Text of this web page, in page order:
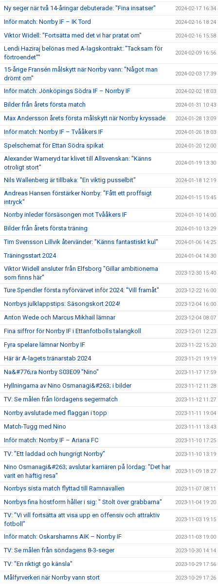
Ny seger när två 14-åringar debuterade: "Fina insatser" 2024-02-17 16:34
Inför match: Norrby IF – IK Tord 2024-02-16 18:24
Viktor Widell: "Fortsätta med det vi har pratat om" 2024-02-16 15:58
Lendi Haziraj belönas med A-lagskontrakt: "Tacksam för
förtroendet""
2024-02-09 16:56
15-årige Fransén målskytt när Norrby vann: "Något man
drömt om"
2024-02-03 17:39
Inför match: Jönköpings Södra IF – Norrby IF 2024-02-02 18:03
Bilder från årets första match 2024-01-31 10:43
Max Andersson årets första målskytt när Norrby kryssade 2024-01-28 13:09
Inför match: Norrby IF – Tvååkers IF 2024-01-26 18:03
Spelschemat för Ettan Södra spikat 2024-01-20 12:00
Alexander Warneryd tar klivet till Allsvenskan: "Känns
otroligt stort"
2024-01-19 13:30
Nils Wallenberg är tillbaka: "En viktig pusselbit" 2024-01-18 12:19
Andreas Hansen förstärker Norrby: "Fått ett proffsigt
intryck"
2024-01-15 15:45
Norrby inleder försäsongen mot Tvååkers IF 2024-01-10 14:00
Bilder från årets första träning 2024-01-10 13:29
Tim Svensson Lillvik återvänder: "Känns fantastiskt kul" 2024-01-06 14:25
Träningsstart 2024 2024-01-04 14:30
Viktor Widell ansluter från Elfsborg "Gillar ambitionerna
som finns här"
2023-12-30 15:40
Ture Spendler första nyförvärvet inför 2024: "Vill framåt" 2023-12-22 16:00
Norrbys julklappstips: Säsongskort 2024! 2023-12-04 16:00
Anton Wede och Marcus Mikhail lämnar 2023-12-04 08:07
Fina siffror för Norrby IF i Ettanfotbolls talangkoll 2023-12-01 12:23
Fyra spelare lämnar Norrby IF 2023-11-22 15:20
Här är A-lagets tränarstab 2024 2023-11-21 19:19
Na&#776;ra Norrby S03E09 "Nino" 2023-11-17 17:59
Hyllningarna av Nino Osmanagi&#263; i bilder 2023-11-12 11:28
TV: Se målen från lördagens segermatch 2023-11-12 11:27
Norrby avslutade med flaggan i topp 2023-11-11 19:04
Match-Tugg med Nino 2023-11-11 13:43
Inför match: Norrby IF – Ariana FC 2023-11-10 17:25
TV: ”Ett laddad och hungrigt Norrby” 2023-11-10 13:19
Nino Osmanagi&#263; avslutar karriären på lördag: "Det har
varit en häftig resa"
2023-11-09 18:27
Norrbys sista match flyttad till Ramnavallen 2023-11-07 08:11
Norrbys fina höstform håller i sig: " Stolt över grabbarna" 2023-11-04 19:20
TV: ”Vi vill fortsätta att visa upp en offensiv och attraktiv
fotboll”
2023-11-03 19:15
Inför match: Oskarshamns AIK – Norrby IF 2023-11-03 19:00
TV: Se målen från söndagens 8-3-seger 2023-10-30 14:14
TV: "En riktigt go känsla" 2023-10-29 17:56
Målfyrverkeri när Norrby vann stort 2023-10-29 17:26